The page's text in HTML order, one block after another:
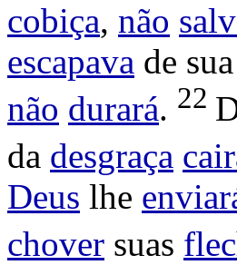
cobiça, não
escapava de sua
não durará. 22
da desgraça
Deus lhe
chover suas